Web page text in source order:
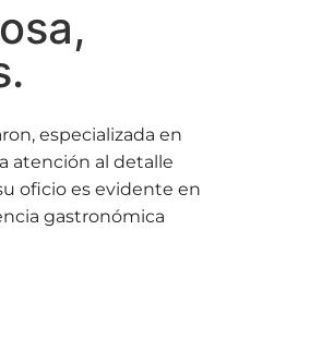
especializada en
atención al detalle
oficio es evidente en
gastronómica